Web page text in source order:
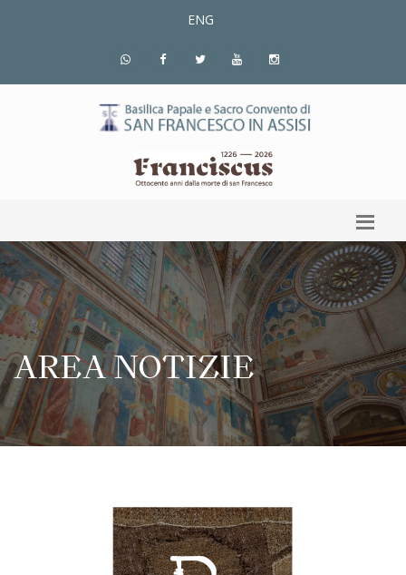
ENG
AREA NOTIZIE